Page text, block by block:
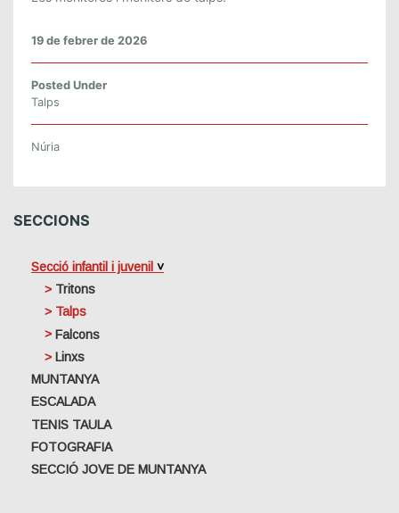
19 de febrer de 2026
Posted Under
Talps
Núria
SECCIONS
Secció infantil i juvenil
Tritons
Talps
Falcons
Linxs
MUNTANYA
ESCALADA
TENIS TAULA
FOTOGRAFIA
SECCIÓ JOVE DE MUNTANYA